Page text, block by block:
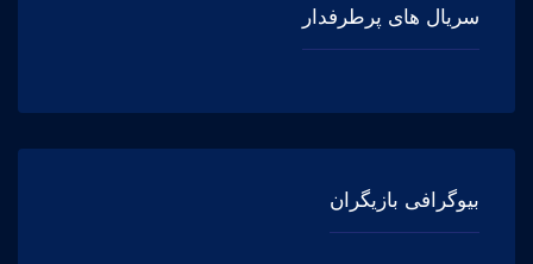
سریال های پرطرفدار
بیوگرافی بازیگران